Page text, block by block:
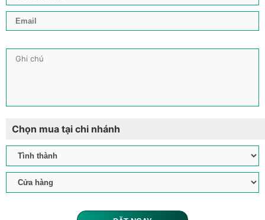
Chọn mua tại chi nhánh